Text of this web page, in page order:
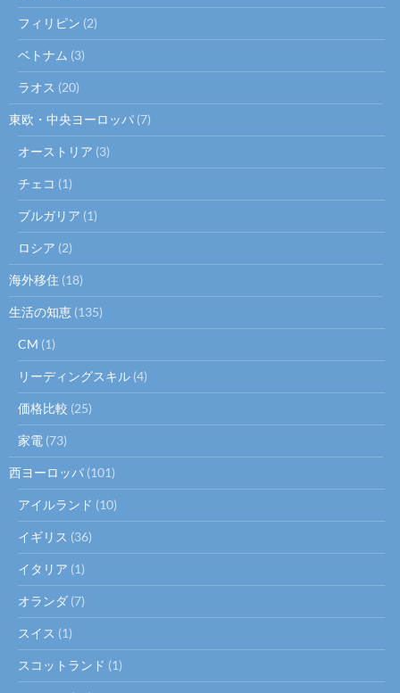
フィリピン (2)
ベトナム (3)
ラオス (20)
東欧・中央ヨーロッパ (7)
オーストリア (3)
チェコ (1)
ブルガリア (1)
ロシア (2)
海外移住 (18)
生活の知恵 (135)
CM (1)
リーディングスキル (4)
価格比較 (25)
家電 (73)
西ヨーロッパ (101)
アイルランド (10)
イギリス (36)
イタリア (1)
オランダ (7)
スイス (1)
スコットランド (1)